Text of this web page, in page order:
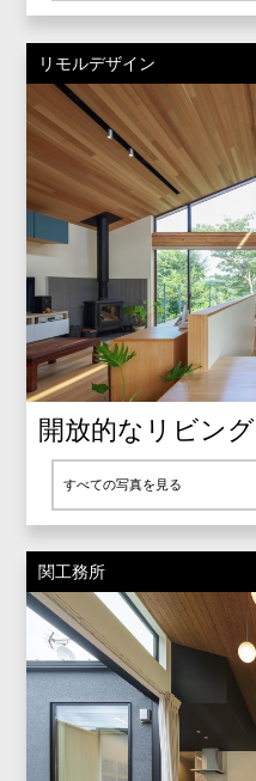
リモルデザイン
開放的なリビング
すべての写真を見る
関工務所